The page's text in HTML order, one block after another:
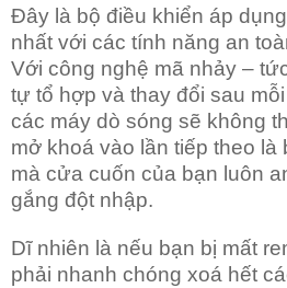
Đây là bộ điều khiển áp
nhất với các tính năng an
Với công nghệ mã nhảy –
tự tổ hợp và thay đổi sau
các máy dò sóng sẽ không
mở khoá vào lần tiếp theo là
mà cửa cuốn của bạn luôn
gắng đột nhập.
Dĩ nhiên là nếu bạn bị mất
phải nhanh chóng xoá hết